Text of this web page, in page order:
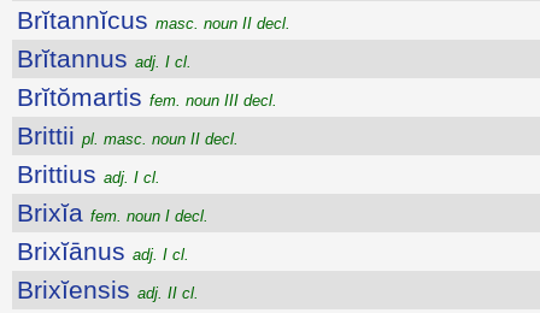
Brĭtannĭcus masc. noun II decl.
Brĭtannus adj. I cl.
Brĭtŏmartis fem. noun III decl.
Brittii pl. masc. noun II decl.
Brittius adj. I cl.
Brixĭa fem. noun I decl.
Brixĭānus adj. I cl.
Brixĭensis adj. II cl.